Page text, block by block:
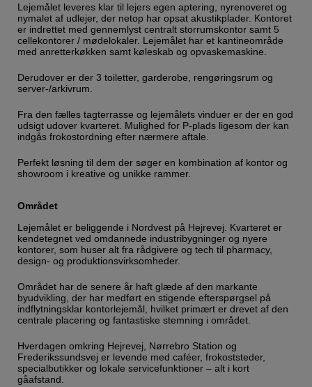
Lejemålet leveres klar til lejers egen aptering, nyrenoveret og
nymalet af udlejer, der netop har opsat akustikplader. Kontoret
er indrettet med gennemlyst centralt storrumskontor samt 5
cellekontorer / mødelokaler. Lejemålet har et kantineområde
med anretterkøkken samt køleskab og opvaskemaskine.
Derudover er der 3 toiletter, garderobe, rengøringsrum og
server-/arkivrum.
Fra den fælles tagterrasse og lejemålets vinduer er der en god
udsigt udover kvarteret. Mulighed for P-plads ligesom der kan
indgås frokostordning efter nærmere aftale.
Perfekt løsning til dem der søger en kombination af kontor og
showroom i kreative og unikke rammer.
Området
Lejemålet er beliggende i Nordvest på Hejrevej. Kvarteret er
kendetegnet ved omdannede industribygninger og nyere
kontorer, som huser alt fra rådgivere og tech til pharmacy,
design- og produktionsvirksomheder.
Området har de senere år haft glæde af den markante
byudvikling, der har medført en stigende efterspørgsel på
indflytningsklar kontorlejemål, hvilket primært er drevet af den
centrale placering og fantastiske stemning i området.
Hverdagen omkring Hejrevej, Nørrebro Station og
Frederikssundsvej er levende med caféer, frokoststeder,
specialbutikker og lokale servicefunktioner – alt i kort
gåafstand.